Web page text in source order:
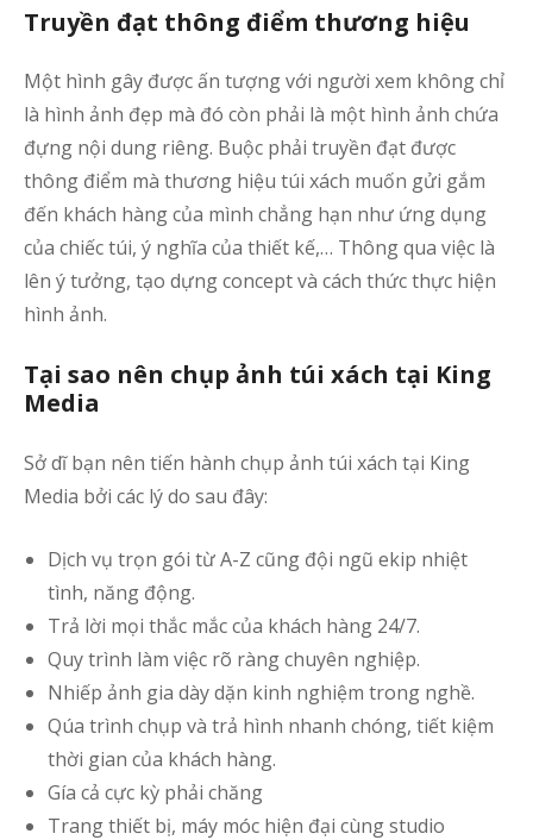
Truyền đạt thông điểm thương hiệu
Một hình gây được ấn tượng với người xem không chỉ
là hình ảnh đẹp mà đó còn phải là một hình ảnh chứa
đựng nội dung riêng. Buộc phải truyền đạt được
thông điểm mà thương hiệu túi xách muốn gửi gắm
đến khách hàng của mình chẳng hạn như ứng dụng
của chiếc túi, ý nghĩa của thiết kế,… Thông qua việc là
lên ý tưởng, tạo dựng concept và cách thức thực hiện
hình ảnh.
Tại sao nên chụp ảnh túi xách tại King
Media
Sở dĩ bạn nên tiến hành chụp ảnh túi xách tại King
Media bởi các lý do sau đây:
Dịch vụ trọn gói từ A-Z cũng đội ngũ ekip nhiệt
tình, năng động.
Trả lời mọi thắc mắc của khách hàng 24/7.
Quy trình làm việc rõ ràng chuyên nghiệp.
Nhiếp ảnh gia dày dặn kinh nghiệm trong nghề.
Qúa trình chụp và trả hình nhanh chóng, tiết kiệm
thời gian của khách hàng.
Gía cả cực kỳ phải chăng
Trang thiết bị, máy móc hiện đại cùng studio